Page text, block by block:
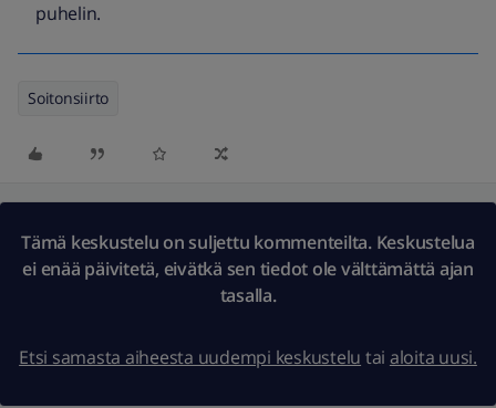
puhelin.
Soitonsiirto
Tämä keskustelu on suljettu kommenteilta. Keskustelua
ei enää päivitetä, eivätkä sen tiedot ole välttämättä ajan
tasalla.
Etsi samasta aiheesta uudempi keskustelu tai aloita uusi.